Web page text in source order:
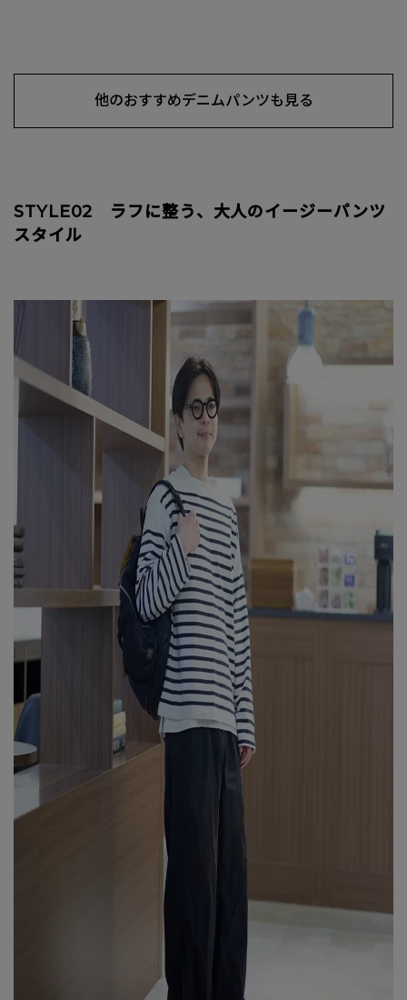
他のおすすめデニムパンツも見る
STYLE02 ラフに整う、大人のイージーパンツ
スタイル